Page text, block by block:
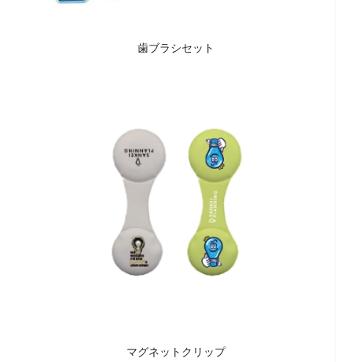
歯ブラシセット
マグネットクリップ